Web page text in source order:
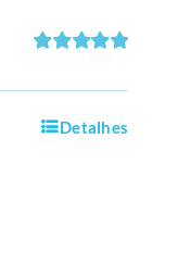
5.00de 5
Detalhes